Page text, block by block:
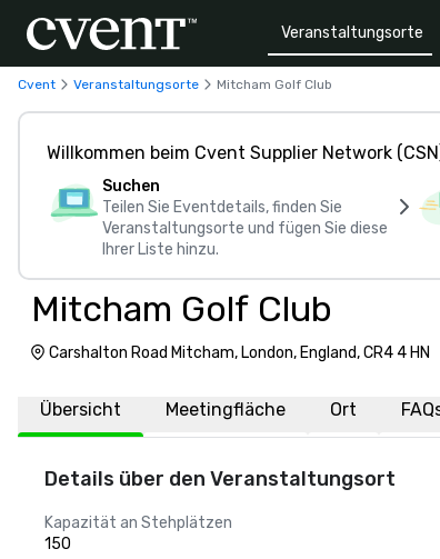
Veranstaltungsorte
Cvent Veranstaltungsorte Mitcham Golf Club
Willkommen beim Cvent Supplier Network
Suchen
Teilen Sie Eventdetails, finden Sie
Veranstaltungsorte und fügen Sie diese
Ihrer Liste hinzu.
Mitcham Golf Club
Carshalton Road Mitcham, London, England, CR4 4 HN
Übersicht Meetingfläche Ort
Details über den Veranstaltungsort
Kapazität an Stehplätzen
150